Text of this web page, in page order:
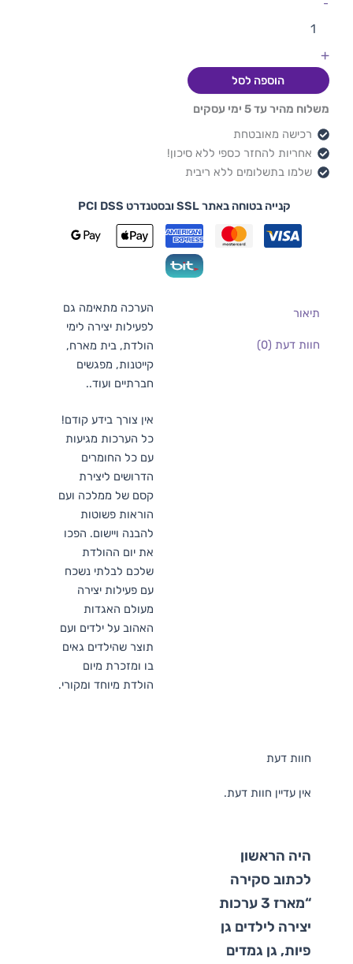
-
+
הוספה לסל
משלוח מהיר עד 5 ימי עסקים
רכישה מאובטחת
אחריות להחזר כספי ללא סיכון!
שלמו בתשלומים ללא ריבית
קנייה בטוחה באתר SSL ובסטנדרט PCI DSS
תיאור
חוות דעת (0)
הערכה מתאימה גם
לפעילות יצירה לימי
הולדת, בית מארח,
קייטנות, מפגשים
חברתיים ועוד..
אין צורך בידע קודם!
כל הערכות מגיעות
עם כל החומרים
הדרושים ליצירת
קסם של ממלכה ועם
הוראות פשוטות
להבנה ויישום. הפכו
את יום ההולדת
שלכם לבלתי נשכח
עם פעילות יצירה
מעולם האגדות
האהוב על ילדים ועם
תוצר שהילדים גאים
בו ומזכרת מיום
הולדת מיוחד ומקורי.
חוות דעת
אין עדיין חוות דעת.
היה הראשון
לכתוב סקירה
“מארז 3 ערכות
יצירה לילדים גן
פיות, גן גמדים